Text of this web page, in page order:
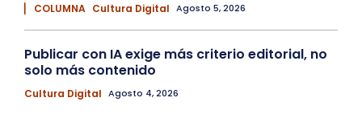
▏ COLUMNA Cultura Digital Agosto 5, 2026
Publicar con IA exige más criterio editorial, no
solo más contenido
Cultura Digital Agosto 4, 2026